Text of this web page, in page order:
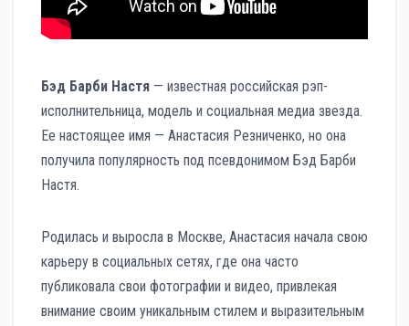
Бэд Барби Настя — известная российская рэп-
исполнительница, модель и социальная медиа звезда.
Ее настоящее имя — Анастасия Резниченко, но она
получила популярность под псевдонимом Бэд Барби
Настя.
Родилась и выросла в Москве, Анастасия начала свою
карьеру в социальных сетях, где она часто
публиковала свои фотографии и видео, привлекая
внимание своим уникальным стилем и выразительным